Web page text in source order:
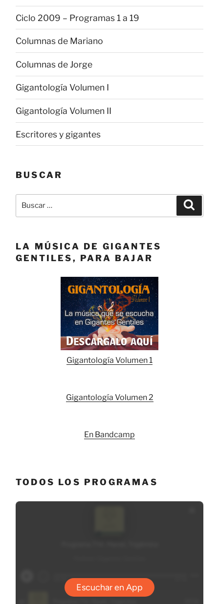
Ciclo 2009 – Programas 1 a 19
Columnas de Mariano
Columnas de Jorge
Gigantología Volumen I
Gigantología Volumen II
Escritores y gigantes
BUSCAR
Buscar
LA MÚSICA DE GIGANTES
GENTILES, PARA BAJAR
Gigantología Volumen 1
Gigantología Volumen 2
En Bandcamp
TODOS LOS PROGRAMAS